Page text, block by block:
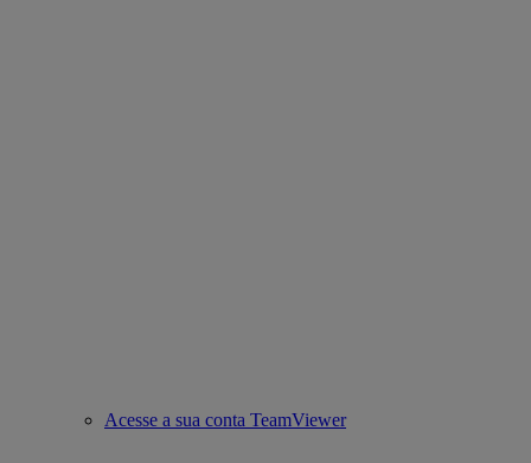
Acesse a sua conta TeamViewer